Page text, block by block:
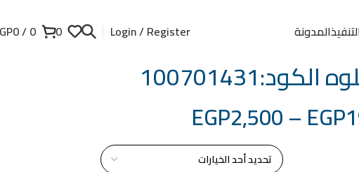
المدونة Login / Register
0
0
/
0
الكود:100701431
EGP
–
EGP2,500